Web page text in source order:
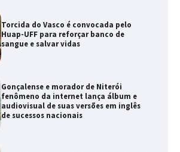
Torcida do Vasco é convocada pelo
Huap-UFF para reforçar banco de
sangue e salvar vidas
Gonçalense e morador de Niterói
fenômeno da internet lança álbum e
audiovisual de suas versões em inglês
de sucessos nacionais